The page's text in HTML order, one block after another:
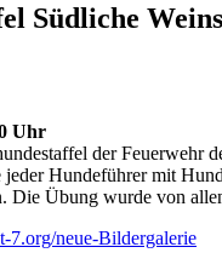
Südliche
Uhr
der Feuerwehr
jeder Hundeführer mit
Die Übung wurde von
7.org/neue-Bildergalerie